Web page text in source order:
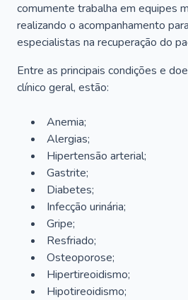
comumente trabalha em equipes
realizando o acompanhamento
especialistas na recuperação do
Entre as principais condições e
clínico geral, estão:
Anemia;
Alergias;
Hipertensão arterial;
Gastrite;
Diabetes;
Infecção urinária;
Gripe;
Resfriado;
Osteoporose;
Hipertireoidismo;
Hipotireoidismo;